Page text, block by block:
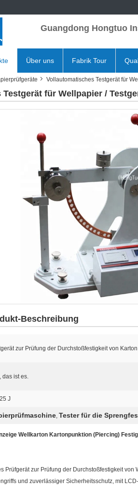
Guangdong Hongtuo
Über uns Fabrik Tour
Vollautomatisches Testgerät für
für Wellpapier /
Beschreibung
zur Prüfung der Durchstoßfestigkeit von Karton
das ist es.
J
, Tester für die
Wellkarton Kartonpunktion (Piercing)
Prüfgerät zur Prüfung der Durchstoßfestigkeit
und zuverlässiger Sicherheitsschutz, mit